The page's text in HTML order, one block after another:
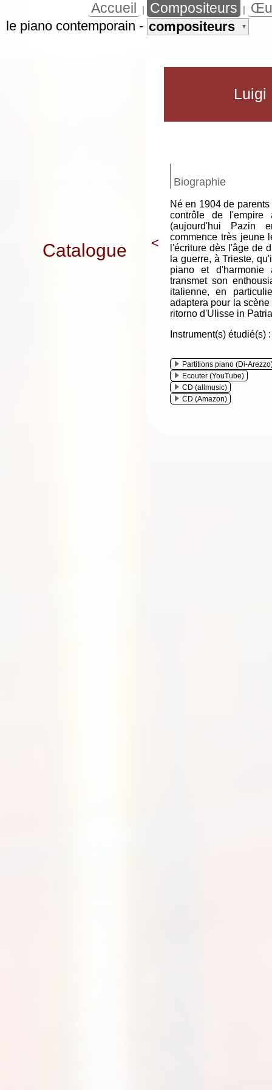
Accueil Compositeurs
Catalogue <
Luigi
Biographie
Né en 1904 de
contrôle de l'empire
(aujourd'hui Pazin
commence très jeune
l'écriture dès l'âge de
la guerre, à Trieste,
piano et d'harmonie
transmet son
italienne, en
adaptera pour la
ritorno d'Ulisse in
Instrument(s) étudié(s)
Partitions piano (Di-
Ecouter (YouTube)
CD (allmusic)
CD (Amazon)
le piano contemporain - compositeurs ▼